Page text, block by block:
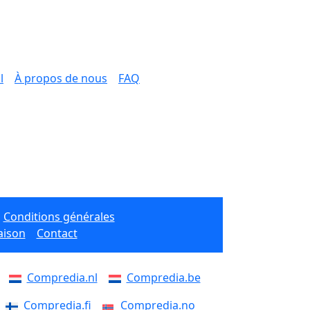
À propos de nous FAQ
Conditions générales
Contact
Compredia.nl
Compredia.be
Compredia.fi Compredia.no